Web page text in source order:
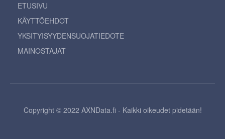
ETUSIVU
KÄYTTÖEHDOT
YKSITYISYYDENSUOJATIEDOTE
MAINOSTAJAT
Copyright © 2022 AXNData.fi - Kaikki oikeudet pidetään!